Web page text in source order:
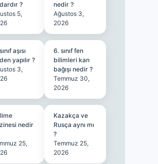
?
5,
nedir ?
Ağustos 3,
2026
aşısı
yapılır ?
3,
6. sınıf fen
bilimleri kan
bağışı nedir ?
Temmuz 30,
2026
nedir
25,
Kazakça ve
Rusça aynı mı
?
Temmuz 25,
2026